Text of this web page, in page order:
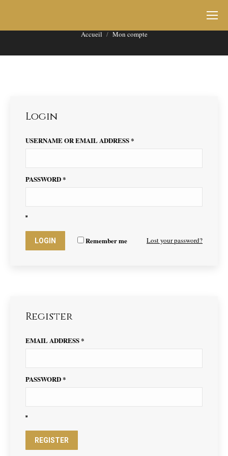
Accueil Mon compte
Login
USERNAME OR EMAIL ADDRESS*
PASSWORD*
Remember me Lost your password?
Register
EMAIL ADDRESS*
PASSWORD*